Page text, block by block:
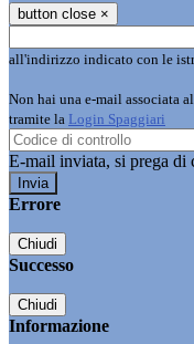
button close ×
all'indirizzo indicato con le
Non hai una e-mail associata
tramite la Login Spaggiari
E-mail inviata, si prega di
Errore
Chiudi
Successo
Chiudi
Informazione